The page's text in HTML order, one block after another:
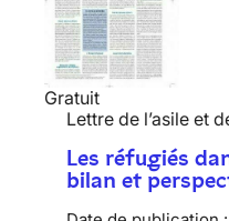
Gratuit
Lettre de l’asile et
Les réfugiés
bilan et